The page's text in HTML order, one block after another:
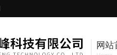
网站